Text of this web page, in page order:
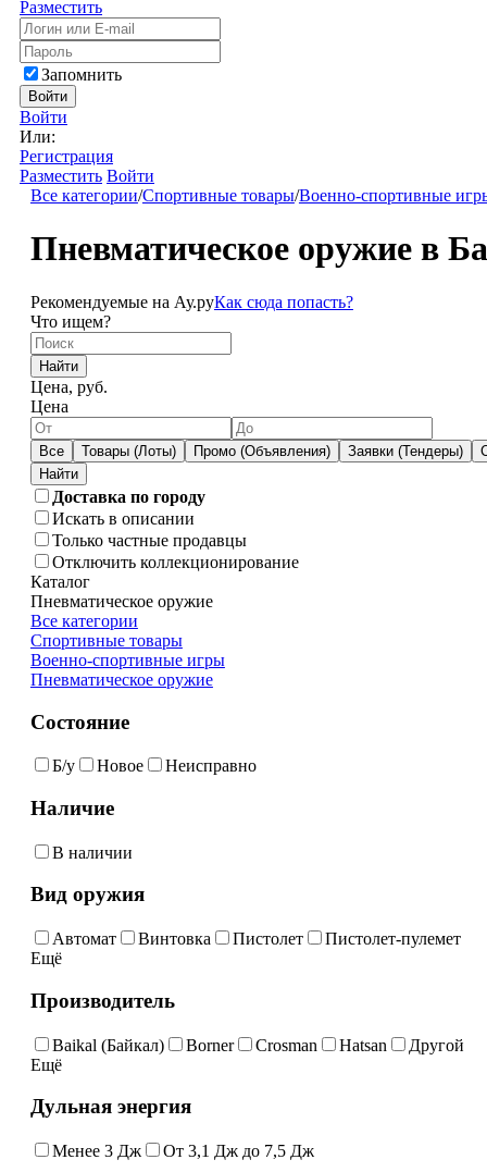
Разместить
Запомнить
Войти
Войти
Или:
Регистрация
Разместить Войти
Все категории/Спортивные товары/Военно-спортивные
Пневматическое оружие в
Рекомендуемые на Ау.руКак сюда попасть?
Что ищем?
Найти
Цена, руб.
Цена
Все Товары (Лоты) Промо (Объявления) Заявки (Тендеры)
Доставка по городу
Искать в описании
Только частные продавцы
Отключить коллекционирование
Каталог
Пневматическое оружие
Все категории
Спортивные товары
Военно-спортивные игры
Пневматическое оружие
Состояние
Б/у Новое Неисправно
Наличие
В наличии
Вид оружия
Автомат Винтовка Пистолет
Пистолет-пулемет
Ещё
Производитель
Baikal (Байкал) Borner Crosman Hatsan
Другой
Ещё
Дульная энергия
Менее 3 Дж От 3,1 Дж до 7,5 Дж